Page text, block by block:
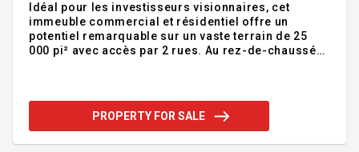
Idéal pour les investisseurs visionnaires, cet
immeuble commercial et résidentiel offre un
potentiel remarquable sur un vaste terrain de 25
000 pi² avec accès par 2 rues. Au rez-de-chaussée,
l'ensemble, dont un 7 ½ qui sera disponible à
l'acheteur/location avec grande terrasse. Près de
PROPERTY FOR SALE